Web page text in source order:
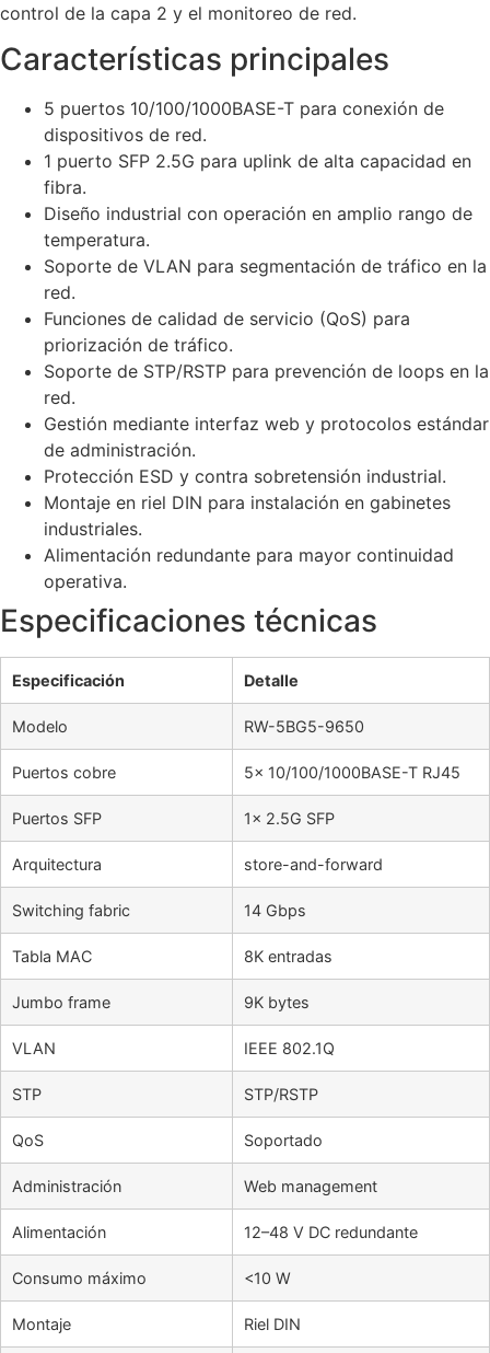
control de la capa 2 y el monitoreo de red.
Características principales
5 puertos 10/100/1000BASE-T para conexión de
dispositivos de red.
1 puerto SFP 2.5G para uplink de alta capacidad en
fibra.
Diseño industrial con operación en amplio rango de
temperatura.
Soporte de VLAN para segmentación de tráfico en la
red.
Funciones de calidad de servicio (QoS) para
priorización de tráfico.
Soporte de STP/RSTP para prevención de loops en la
red.
Gestión mediante interfaz web y protocolos estándar
de administración.
Protección ESD y contra sobretensión industrial.
Montaje en riel DIN para instalación en gabinetes
industriales.
Alimentación redundante para mayor continuidad
operativa.
Especificaciones técnicas
Especificación Detalle
Modelo RW-5BG5-9650
Puertos cobre 5× 10/100/1000BASE-T RJ45
Puertos SFP 1× 2.5G SFP
Arquitectura store-and-forward
Switching fabric 14 Gbps
Tabla MAC 8K entradas
Jumbo frame 9K bytes
VLAN IEEE 802.1Q
STP STP/RSTP
QoS Soportado
Administración Web management
Alimentación 12–48 V DC redundante
Consumo máximo <10 W
Montaje Riel DIN